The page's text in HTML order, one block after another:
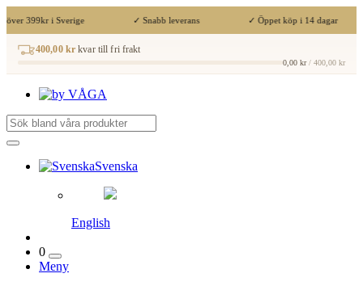
399kr i Sverige ✓ Snabb leverans ✓ Öppet köp i 14 dagar
400,00 kr kvar till fri frakt
0,00 kr/ 400,00 kr
Svenska
English
0
Meny